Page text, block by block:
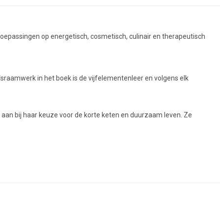
op energetisch, cosmetisch, culinair en therapeutisch
in het boek is de vijfelementenleer en volgens elk
bij haar keuze voor de korte keten en duurzaam leven. Ze